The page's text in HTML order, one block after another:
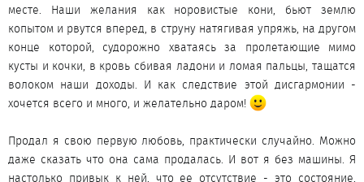
месте. Наши желания как норовистые кони, бьют землю
копытом и рвутся вперед, в струну натягивая упряжь, на другом
конце которой, судорожно хватаясь за пролетающие мимо
кусты и кочки, в кровь сбивая ладони и ломая пальцы, тащатся
волоком наши доходы. И как следствие этой дисгармонии -
хочется всего и много, и желательно даром!
Продал я свою первую любовь, практически случайно. Можно
даже сказать что она сама продалась. И вот я без машины. Я
настолько привык к ней, что ее отсутствие - это состояние,